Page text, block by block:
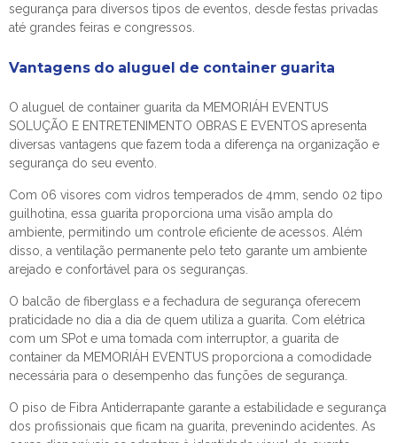
segurança para diversos tipos de eventos, desde festas privadas
até grandes feiras e congressos.
Vantagens do aluguel de container guarita
O aluguel de container guarita da MEMORIÁH EVENTUS
SOLUÇÃO E ENTRETENIMENTO OBRAS E EVENTOS apresenta
diversas vantagens que fazem toda a diferença na organização e
segurança do seu evento.
Com 06 visores com vidros temperados de 4mm, sendo 02 tipo
guilhotina, essa guarita proporciona uma visão ampla do
ambiente, permitindo um controle eficiente de acessos. Além
disso, a ventilação permanente pelo teto garante um ambiente
arejado e confortável para os seguranças.
O balcão de fiberglass e a fechadura de segurança oferecem
praticidade no dia a dia de quem utiliza a guarita. Com elétrica
com um SPot e uma tomada com interruptor, a guarita de
container da MEMORIÁH EVENTUS proporciona a comodidade
necessária para o desempenho das funções de segurança.
O piso de Fibra Antiderrapante garante a estabilidade e segurança
dos profissionais que ficam na guarita, prevenindo acidentes. As